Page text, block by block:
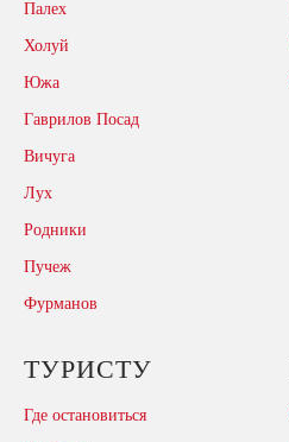
Палех
Холуй
Южа
Гаврилов Посад
Вичуга
Лух
Родники
Пучеж
Фурманов
ТУРИСТУ
Где остановиться